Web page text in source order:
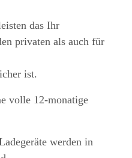
das Ihr
privaten als auch für
ist.
volle 12-monatige
werden in